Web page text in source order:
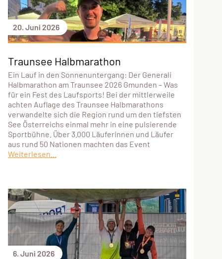
20. Juni 2026
Traunsee Halbmarathon
Ein Lauf in den Sonnenuntergang: Der Generali
Halbmarathon am Traunsee 2026 Gmunden – Was
für ein Fest des Laufsports! Bei der mittlerweile
achten Auflage des Traunsee Halbmarathons
verwandelte sich die Region rund um den tiefsten
See Österreichs einmal mehr in eine pulsierende
Sportbühne. Über 3.000 Läuferinnen und Läufer
aus rund 50 Nationen machten das Event
Weiterlesen...
6. Juni 2026